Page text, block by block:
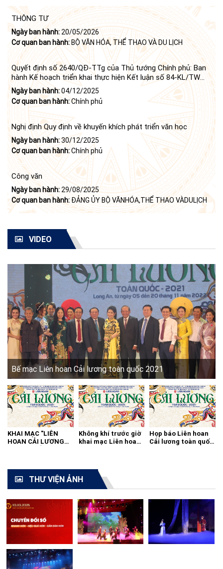
THÔNG TƯ
Ngày ban hành: 20/05/2026
Cơ quan ban hành:BỘ VĂN HÓA, THỂ THAO VÀ DU LỊCH
Quyết định số 2640/QĐ-TTg của Thủ tướng Chính phủ: Ban
hành Kế hoạch triển khai thực hiện Kết luận số 84-KL/TW
ngày 21 tháng 6 năm 2024 của Bộ Chính trị tiếp tục thực
hiện Nghị quyết số 23-NQ/TW ngày 16 tháng 6 năm 2008
của Bộ Chính trị (khóa X) về "tiếp tục xây dựng và phát triển
văn học, nghệ thuật trong thời kỳ mới"
Ngày ban hành:04/12/2025
Cơ quan ban hành:Chính phủ
Nghị định Quy định về khuyến khích phát triển văn học
Ngày ban hành:30/12/2025
Cơ quan ban hành:Chính phủ
Công văn
Ngày ban hành: 29/08/2025
Cơ quan ban hành: ĐẢNG ỦY BỘ VĂNHÓA,THỂ THAO VÀDULỊCH
VIDEO
Bế mạc Liên hoan Cải lương toàn quốc 2021
KHAI MẠC "LIÊN
HOAN CẢI LƯƠNG
Không khí trước giờ
khai mạc Liên hoan
Họp báo Liên hoan
Cải lương toàn quốc
THƯ VIỆN ẢNH